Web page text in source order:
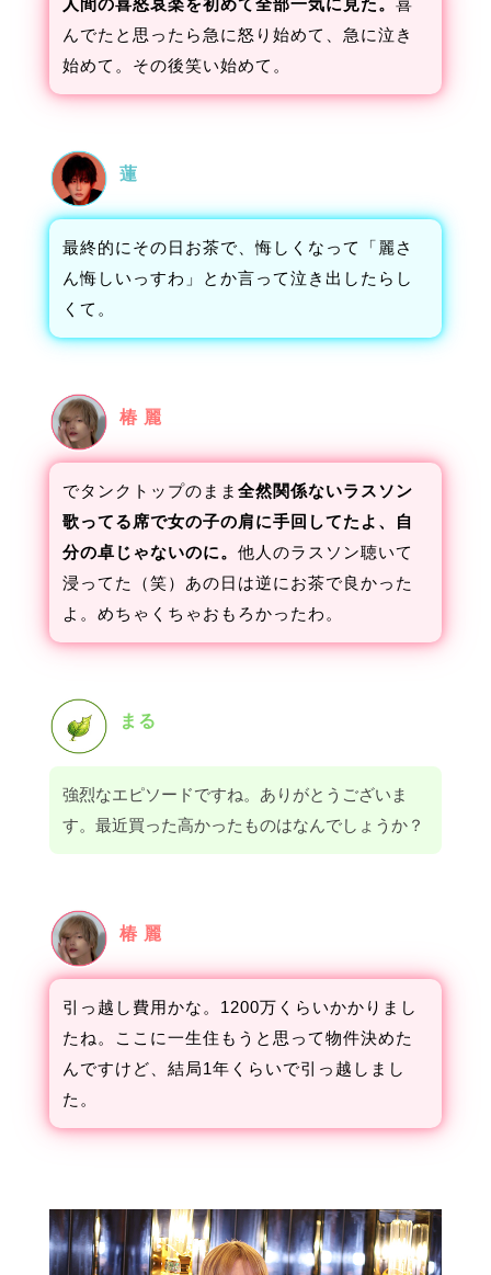
人間の喜怒哀楽を初めて全部一気に見た。 喜
んでたと思ったら急に怒り始めて、急に泣き
始めて。その後笑い始めて。
蓮
最終的にその日お茶で、悔しくなって「麗さ
ん悔しいっすわ」とか言って泣き出したらし
くて。
椿 麗
でタンクトップのまま 全然関係ないラスソン
歌ってる席で女の子の肩に手回してたよ、自
分の卓じゃないのに。 他人のラスソン聴いて
浸ってた（笑）あの日は逆にお茶で良かった
よ。めちゃくちゃおもろかったわ。
まる
強烈なエピソードですね。ありがとうございま
す。最近買った高かったものはなんでしょうか？
椿 麗
引っ越し費用かな。1200万くらいかかりまし
たね。ここに一生住もうと思って物件決めた
んですけど、結局1年くらいで引っ越しまし
た。